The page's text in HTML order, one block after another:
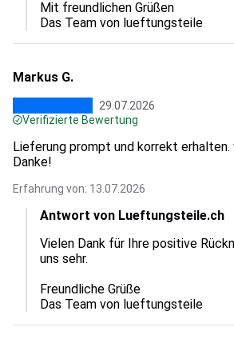
Mit freundlichen Grüßen
Das Team von lueftungsteile
Markus G.
29.07.2026
Verifizierte Bewertung
Lieferung prompt und korrekt erhalten.
Danke!
Erfahrung von: 13.07.2026
Antwort von Lueftungsteile.ch
Vielen Dank für Ihre positive
uns sehr.
Freundliche Grüße
Das Team von lueftungsteile